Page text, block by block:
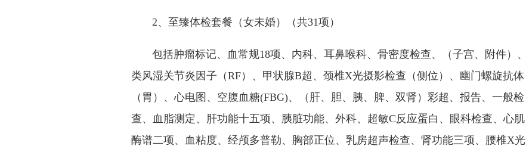
2、至臻体检套餐（女未婚）（共31项）
包括肿瘤标记、血常规18项、内科、耳鼻喉科、骨密度检查、（子宫、附件）、
类风湿关节炎因子（RF）、甲状腺B超、颈椎X光摄影检查（侧位）、幽门螺旋抗体
（胃）、心电图、空腹血糖(FBG)、（肝、胆、胰、脾、双肾）彩超、报告、一般检
查、血脂测定、肝功能十五项、胰脏功能、外科、超敏C反应蛋白、眼科检查、心肌
酶谱二项、血粘度、经颅多普勒、胸部正位、乳房超声检查、肾功能三项、腰椎X光